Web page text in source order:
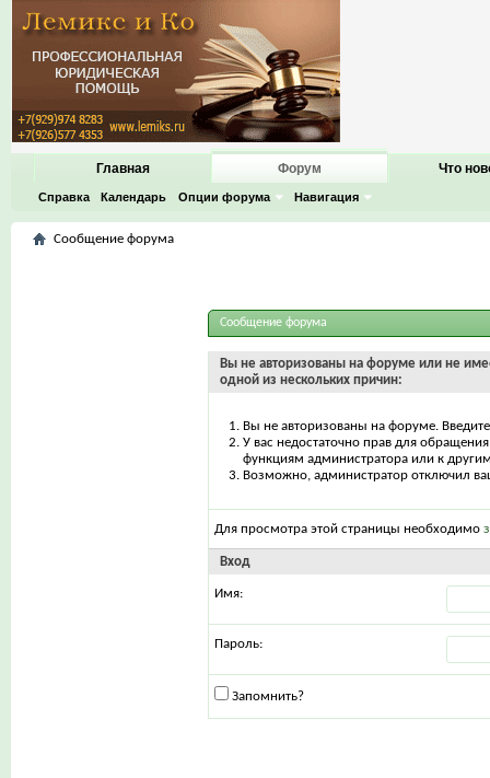
Главная Форум
Справка Календарь Опции форума Навигация
Что
Сообщение форума
Сообщение форума
Вы не авторизованы на форуме или не
одной из нескольких причин:
Вы не авторизованы на форуме.
У вас недостаточно прав для
функциям администратора или к
Возможно, администратор отключил
Для просмотра этой страницы необходимо
Вход
Имя:
Пароль:
Запомнить?